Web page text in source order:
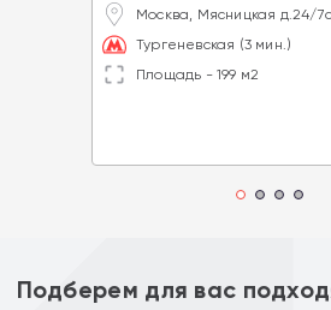
Москва, Мясницкая д.24/
Тургеневская (3 мин.)
Площадь - 199 м2
Подберем для вас